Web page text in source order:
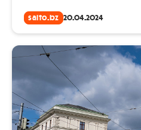
salto.bz 20.04.2024